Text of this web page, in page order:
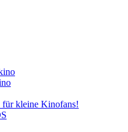
kleine Kinofans!